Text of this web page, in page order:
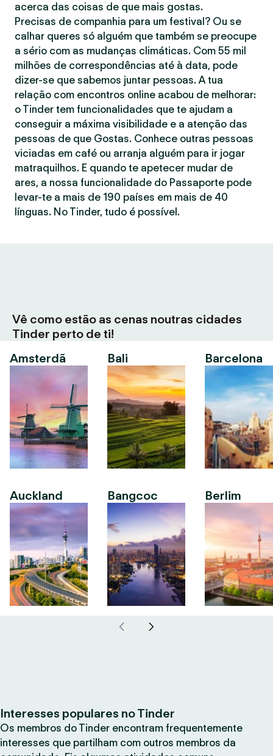
acerca das coisas de que mais gostas.
Precisas de companhia para um festival? Ou se
calhar queres só alguém que também se preocupe
a sério com as mudanças climáticas. Com 55 mil
milhões de correspondências até à data, pode
dizer-se que sabemos juntar pessoas. A tua
relação com encontros online acabou de melhorar:
o Tinder tem funcionalidades que te ajudam a
conseguir a máxima visibilidade e a atenção das
pessoas de que Gostas. Conhece outras pessoas
viciadas em café ou arranja alguém para ir jogar
matraquilhos. E quando te apetecer mudar de
ares, a nossa funcionalidade do Passaporte pode
levar-te a mais de 190 países em mais de 40
línguas. No Tinder, tudo é possível.
Vê como estão as cenas noutras cidades
Tinder perto de ti!
Amsterdã
Auckland
Bali
Bangcoc
Barcelona
Berlim
Interesses populares no Tinder
Os membros do Tinder encontram frequentemente
interesses que partilham com outros membros da